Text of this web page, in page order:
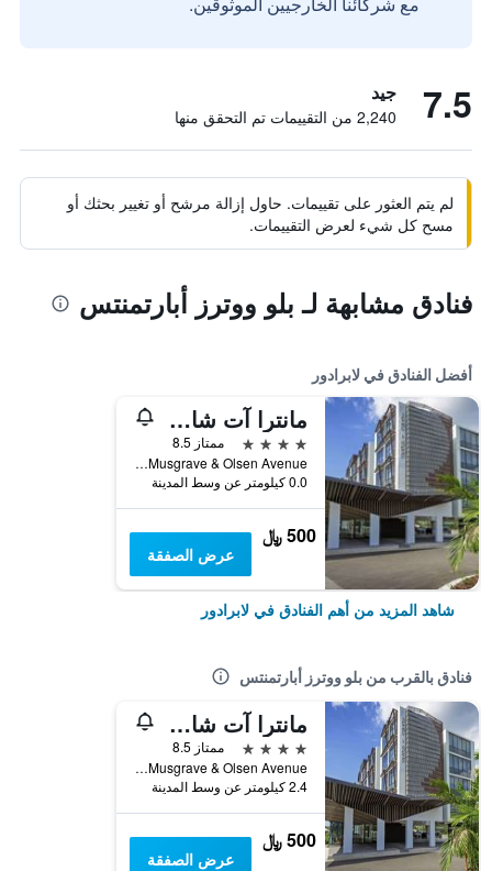
7.5 جيد
2,240 من التقييمات تم التحقق منها
لم يتم العثور على تقييمات. حاول إزالة مرشح أو تغيير بحثك أو
مسح كل شيء لعرض التقييمات.
فنادق مشابهة لـ بلو ووترز أبارتمنتس
أفضل الفنادق في لابرادور
مانترا آت شاركس
4 نجوم
ممتاز 8.5
Corner Musgrave & Olsen Avenue, لابرادور, QLD, أستراليا
0.0 كيلومتر عن وسط المدينة
500 ﷼
عرض الصفقة
شاهد المزيد من أهم الفنادق في لابرادور
فنادق بالقرب من بلو ووترز أبارتمنتس
مانترا آت شاركس
4 نجوم
ممتاز 8.5
Corner Musgrave & Olsen Avenue, لابرادور, QLD, أستراليا
2.4 كيلومتر عن وسط المدينة
500 ﷼
عرض الصفقة